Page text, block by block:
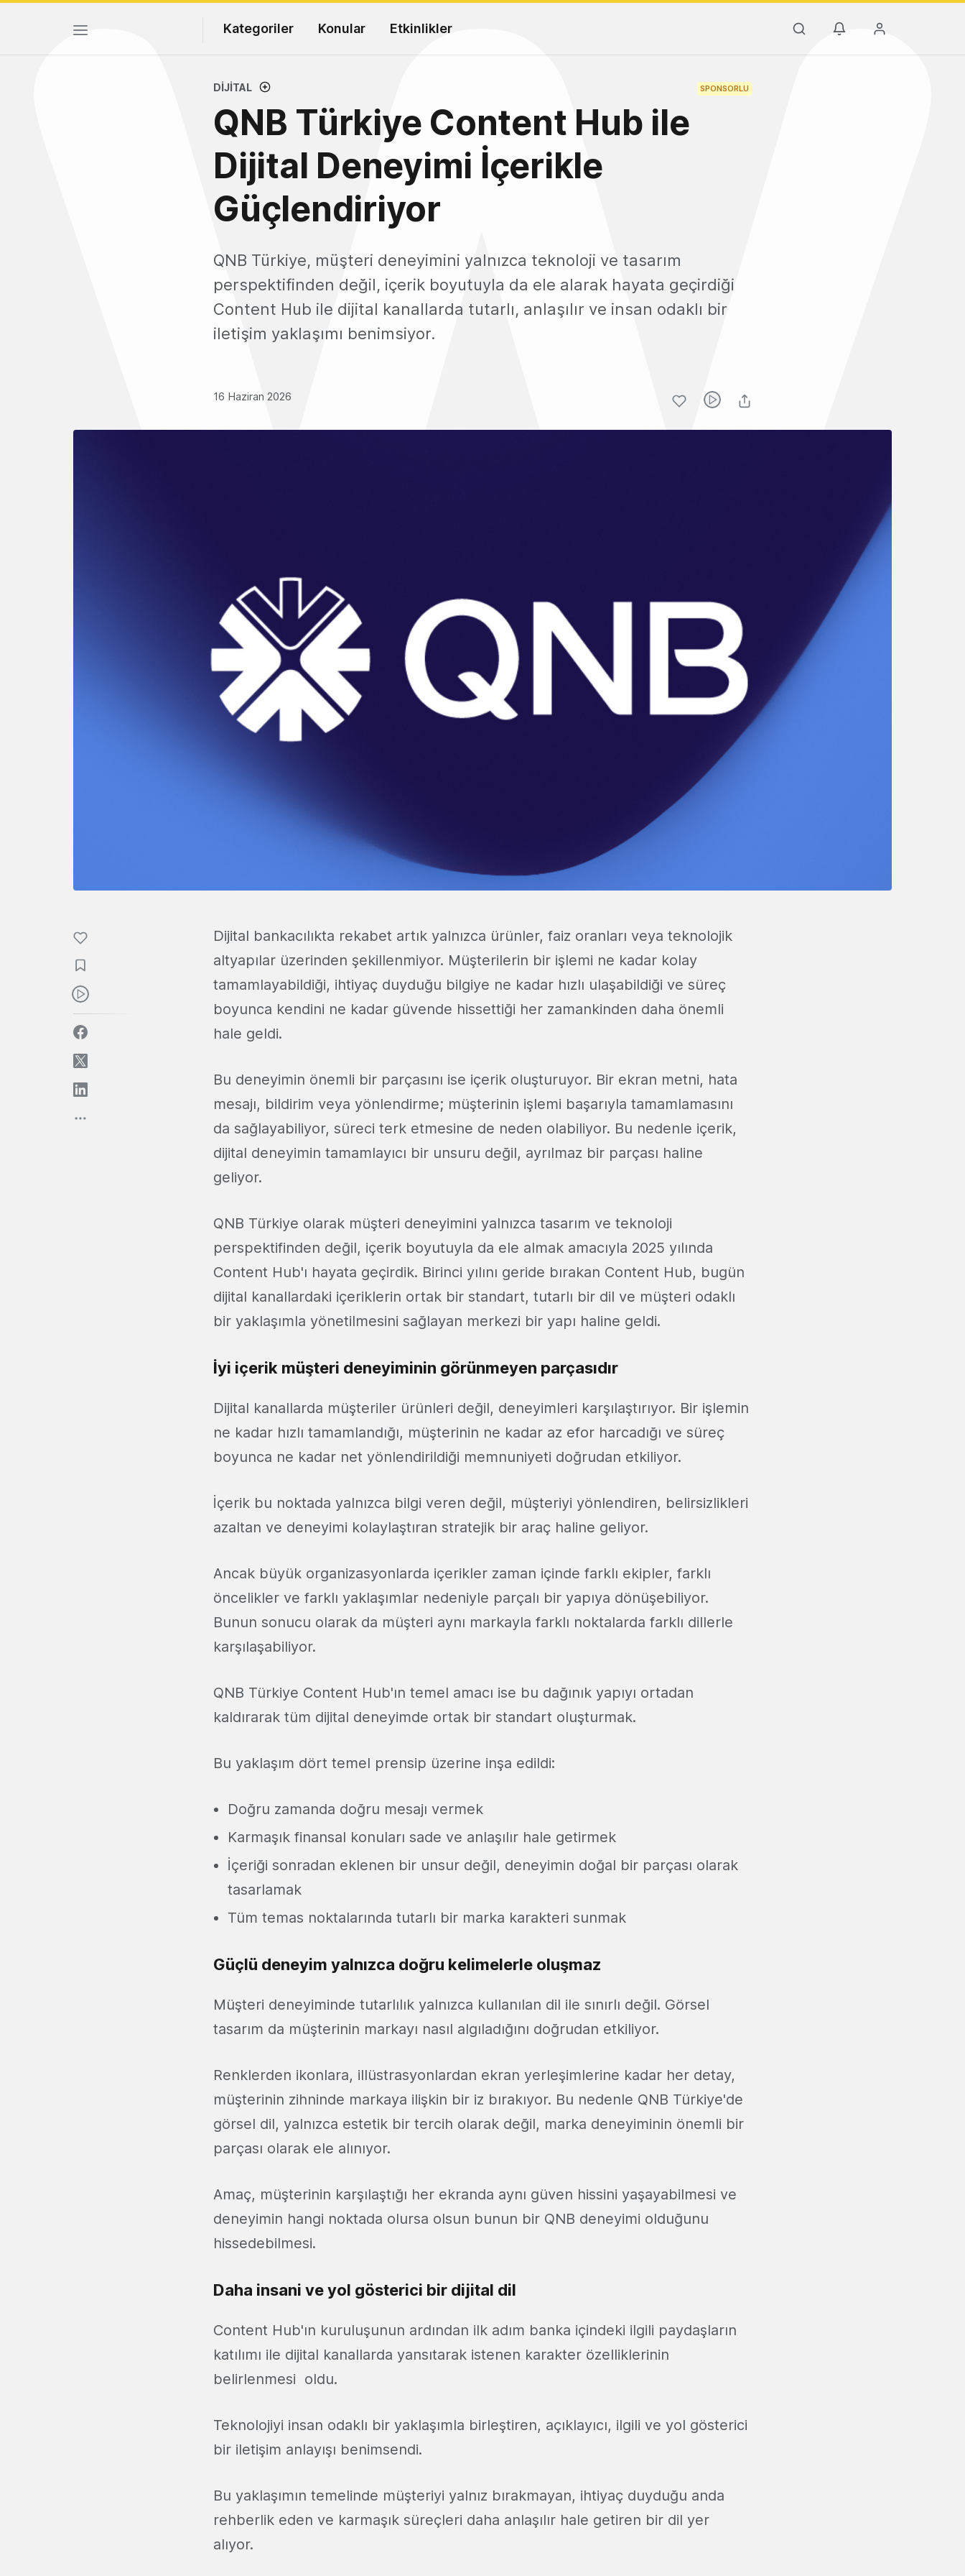
Kategoriler Konular Etkinlikler
DIJITAL SPONSORLU
QNB Türkiye Content Hub ile
Dijital Deneyimi İçerikle
Güçlendiriyor
QNB Türkiye, müşteri deneyimini yalnızca teknoloji ve tasarım
perspektifinden değil, içerik boyutuyla da ele alarak hayata geçirdiği
Content Hub ile dijital kanallarda tutarlı, anlaşılır ve insan odaklı bir
iletişim yaklaşımı benimsiyor.
16 Haziran 2026
Dijital bankacılıkta rekabet artık yalnızca ürünler, faiz oranları veya teknolojik
altyapılar üzerinden şekillenmiyor. Müşterilerin bir işlemi ne kadar kolay
tamamlayabildiği, ihtiyaç duyduğu bilgiye ne kadar hızlı ulaşabildiği ve süreç
boyunca kendini ne kadar güvende hissettiği her zamankinden daha önemli
hale geldi.
Bu deneyimin önemli bir parçasını ise içerik oluşturuyor. Bir ekran metni, hata
mesajı, bildirim veya yönlendirme; müşterinin işlemi başarıyla tamamlamasını
da sağlayabiliyor, süreci terk etmesine de neden olabiliyor. Bu nedenle içerik,
dijital deneyimin tamamlayıcı bir unsuru değil, ayrılmaz bir parçası haline
geliyor.
QNB Türkiye olarak müşteri deneyimini yalnızca tasarım ve teknoloji
perspektifinden değil, içerik boyutuyla da ele almak amacıyla 2025 yılında
Content Hub'ı hayata geçirdik. Birinci yılını geride bırakan Content Hub, bugün
dijital kanallardaki içeriklerin ortak bir standart, tutarlı bir dil ve müşteri odaklı
bir yaklaşımla yönetilmesini sağlayan merkezi bir yapı haline geldi.
İyi içerik müşteri deneyiminin görünmeyen parçasıdır
Dijital kanallarda müşteriler ürünleri değil, deneyimleri karşılaştırıyor. Bir işlemin
ne kadar hızlı tamamlandığı, müşterinin ne kadar az efor harcadığı ve süreç
boyunca ne kadar net yönlendirildiği memnuniyeti doğrudan etkiliyor.
İçerik bu noktada yalnızca bilgi veren değil, müşteriyi yönlendiren, belirsizlikleri
azaltan ve deneyimi kolaylaştıran stratejik bir araç haline geliyor.
Ancak büyük organizasyonlarda içerikler zaman içinde farklı ekipler, farklı
öncelikler ve farklı yaklaşımlar nedeniyle parçalı bir yapıya dönüşebiliyor.
Bunun sonucu olarak da müşteri aynı markayla farklı noktalarda farklı dillerle
karşılaşabiliyor.
QNB Türkiye Content Hub'ın temel amacı ise bu dağınık yapıyı ortadan
kaldırarak tüm dijital deneyimde ortak bir standart oluşturmak.
Bu yaklaşım dört temel prensip üzerine inşa edildi:
Doğru zamanda doğru mesajı vermek
Karmaşık finansal konuları sade ve anlaşılır hale getirmek
İçeriği sonradan eklenen bir unsur değil, deneyimin doğal bir parçası olarak
tasarlamak
Tüm temas noktalarında tutarlı bir marka karakteri sunmak
Güçlü deneyim yalnızca doğru kelimelerle oluşmaz
Müşteri deneyiminde tutarlılık yalnızca kullanılan dil ile sınırlı değil. Görsel
tasarım da müşterinin markayı nasıl algıladığını doğrudan etkiliyor.
Renklerden ikonlara, illüstrasyonlardan ekran yerleşimlerine kadar her detay,
müşterinin zihninde markaya ilişkin bir iz bırakıyor. Bu nedenle QNB Türkiye'de
görsel dil, yalnızca estetik bir tercih olarak değil, marka deneyiminin önemli bir
parçası olarak ele alınıyor.
Amaç, müşterinin karşılaştığı her ekranda aynı güven hissini yaşayabilmesi ve
deneyimin hangi noktada olursa olsun bunun bir QNB deneyimi olduğunu
hissedebilmesi.
Daha insani ve yol gösterici bir dijital dil
Content Hub'ın kuruluşunun ardından ilk adım banka içindeki ilgili paydaşların
katılımı ile dijital kanallarda yansıtarak istenen karakter özelliklerinin
belirlenmesi oldu.
Teknolojiyi insan odaklı bir yaklaşımla birleştiren, açıklayıcı, ilgili ve yol gösterici
bir iletişim anlayışı benimsendi.
Bu yaklaşımın temelinde müşteriyi yalnız bırakmayan, ihtiyaç duyduğu anda
rehberlik eden ve karmaşık süreçleri daha anlaşılır hale getiren bir dil yer
alıyor.